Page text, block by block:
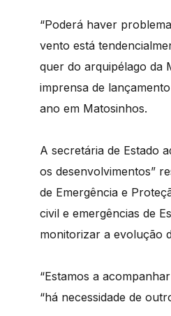
“Poderá haver
vento está
quer do arquipélago da
imprensa de
ano em Matosinhos.
A secretária de Estado
os desenvolvimentos”
de Emergência e
civil e emergências de
monitorizar a evolução
“Estamos a
“há necessidade de